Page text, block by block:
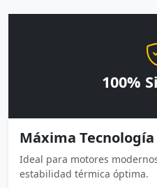
100%
Máxima Tecnología
Ideal para motores
estabilidad térmica óptima.